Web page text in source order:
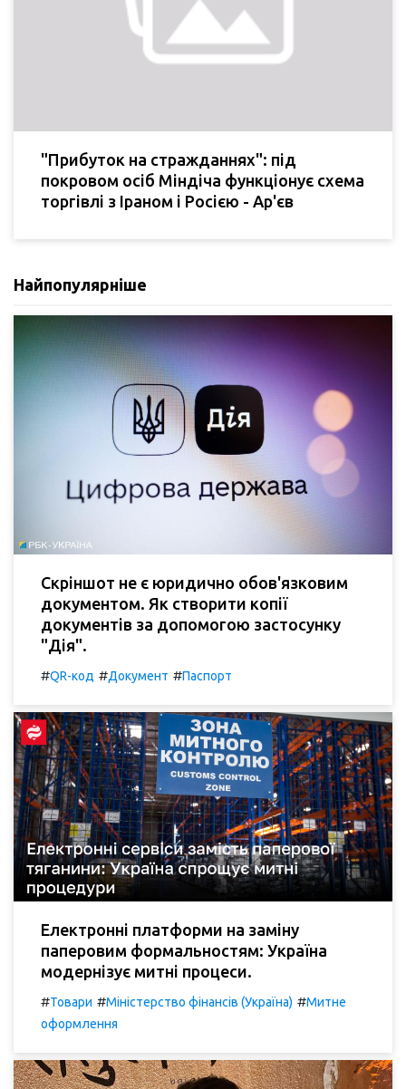
"Прибуток на стражданнях": під
покровом осіб Міндіча функціонує схема
торгівлі з Іраном і Росією - Ар'єв
Найпопулярніше
Скріншот не є юридично обов'язковим
документом. Як створити копії
документів за допомогою застосунку
"Дія".
#QR-код #Документ #Паспорт
Електронні платформи на заміну
паперовим формальностям: Україна
модернізує митні процеси.
#Товари #Міністерство фінансів (Україна) #Митне
оформлення